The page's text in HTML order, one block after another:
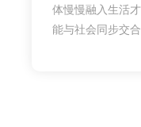
体慢慢融入生活才
能与社会同步交合